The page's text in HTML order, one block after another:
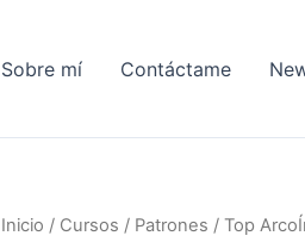
Sobre mí Contáctame
Inicio / Cursos / Patrones / Top
Top